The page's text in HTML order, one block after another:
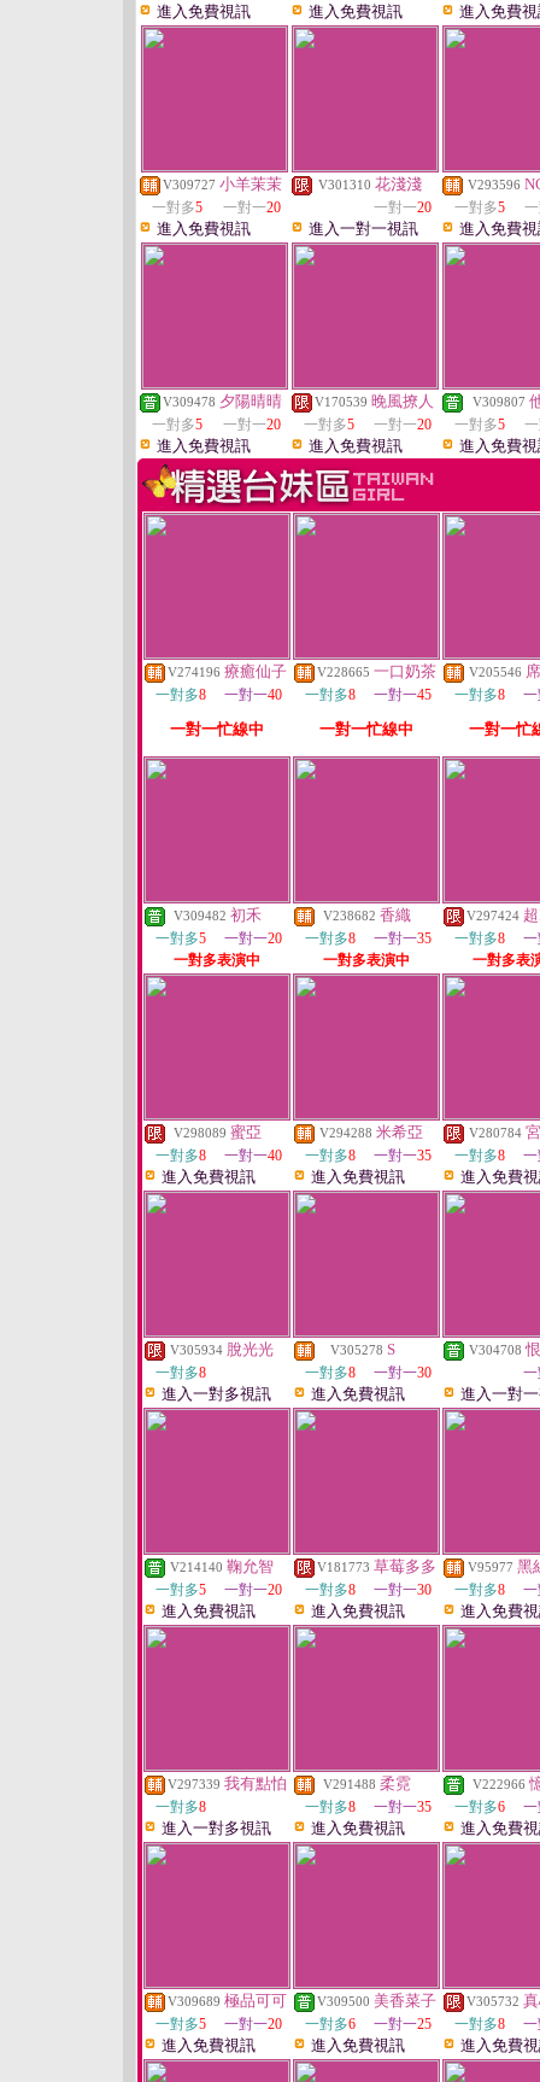
進入免費視訊 進入免費視訊 進入免費
V309727 小羊茉茉
一對多5 一對一20
進入免費視訊
V301310 花淺淺
一對一20
進入一對一視訊
V293596
一對多5
進入免費
V309478 夕陽晴晴
一對多5 一對一20
進入免費視訊
V170539 晚風撩人
一對多5 一對一20
進入免費視訊
V309807
一對多5
進入免費
V274196 療癒仙子
一對多8 一對一40
一對一忙線中
V228665 一口奶茶
一對多8 一對一45
一對一忙線中
V205546
一對多8
一對一忙
V309482 初禾
一對多5 一對一20
一對多表演中
V238682 香織
一對多8 一對一35
一對多表演中
V297424
一對多8
一對多表
V298089 蜜亞
一對多8 一對一40
進入免費視訊
V294288 米希亞
一對多8 一對一35
進入免費視訊
V280784
一對多8
進入免費
V305934 脫光光
一對多8
進入一對多視訊
V305278 S
一對多8 一對一30
進入免費視訊
V304708
進入一對
V214140 鞠允智
一對多5 一對一20
進入免費視訊
V181773 草莓多多
一對多8 一對一30
進入免費視訊
V95977 黑
一對多8
進入免費
V297339 我有點怕
一對多8
進入一對多視訊
V291488 柔霓
一對多8 一對一35
進入免費視訊
V222966
一對多6
進入免費
V309689 極品可可
一對多5 一對一20
進入免費視訊
V309500 美香菜子
一對多6 一對一25
進入免費視訊
V305732
一對多8
進入免費